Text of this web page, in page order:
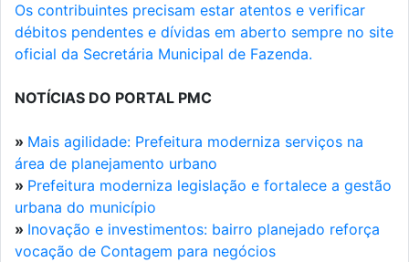
Os contribuintes precisam estar atentos e verificar
débitos pendentes e dívidas em aberto sempre no site
oficial da Secretária Municipal de Fazenda.
NOTÍCIAS DO PORTAL PMC
» Mais agilidade: Prefeitura moderniza serviços na
área de planejamento urbano
» Prefeitura moderniza legislação e fortalece a gestão
urbana do município
» Inovação e investimentos: bairro planejado reforça
vocação de Contagem para negócios